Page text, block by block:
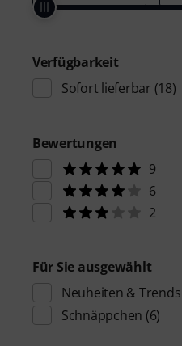
Verfügbarkeit
Sofort lieferbar (18)
Bewertungen
9
6
2
Für Sie ausgewählt
Neuheiten & Trends
Schnäppchen (6)